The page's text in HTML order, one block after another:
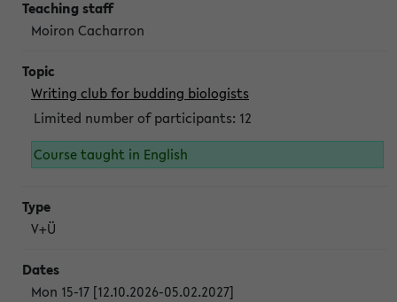
Moiron Cacharron
Writing club for budding biologists
Limited number of participants: 12
Course taught in English
V+Ü
Mon 15-17 [12.10.2026-05.02.2027]